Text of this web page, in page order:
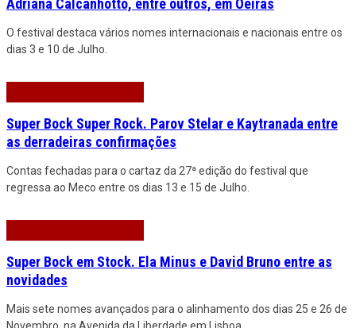
Adriana Calcanhotto, entre outros, em Oeiras
O festival destaca vários nomes internacionais e nacionais entre os
dias 3 e 10 de Julho.
Super Bock Super Rock. Parov Stelar e Kaytranada entre
as derradeiras confirmações
Contas fechadas para o cartaz da 27ª edição do festival que
regressa ao Meco entre os dias 13 e 15 de Julho.
Super Bock em Stock. Ela Minus e David Bruno entre as
novidades
Mais sete nomes avançados para o alinhamento dos dias 25 e 26 de